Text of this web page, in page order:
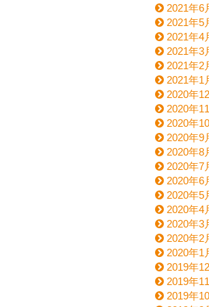
2021年6
2021年5
2021年4
2021年3
2021年2
2021年1
2020年
2020年
2020年
2020年9
2020年8
2020年7
2020年6
2020年5
2020年4
2020年3
2020年2
2020年1
2019年
2019年
2019年